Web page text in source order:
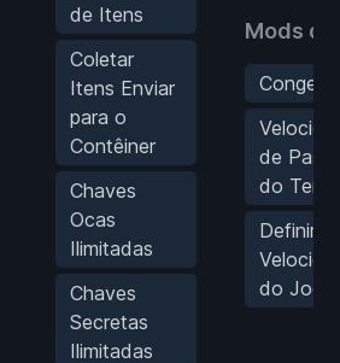
de Itens
Coletar
Itens Enviar
para o
Contêiner
Chaves
Ocas
Ilimitadas
Chaves
Secretas
Ilimitadas
Mods
de
do
Definir
do Jogo